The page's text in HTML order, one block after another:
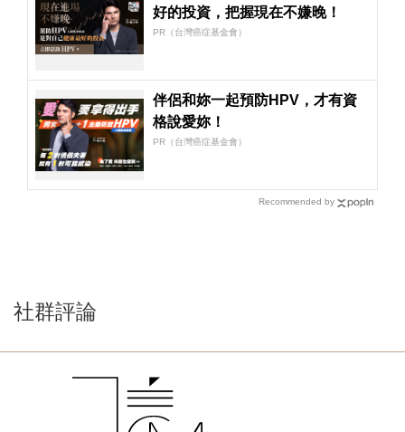
好的投資，把握現在不嫌晚！
PR（台灣癌症基金會）
伴侶和妳一起預防HPV，才有資
格說愛妳！
PR（台灣癌症基金會）
Recommended by
社群評論